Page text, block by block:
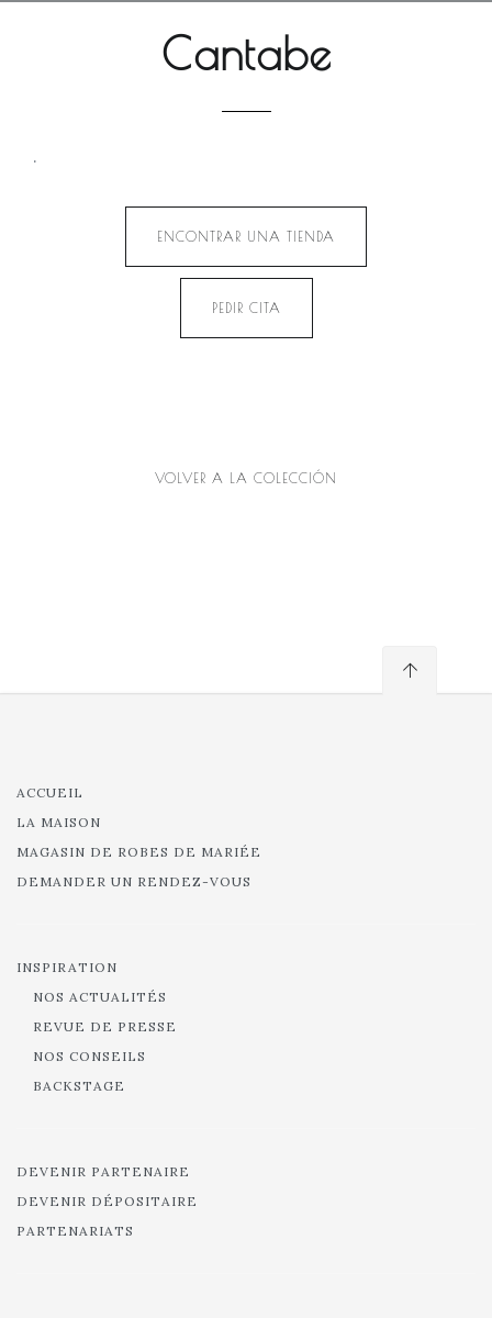
Cantabe
.
ENCONTRAR UNA TIENDA
PEDIR CITA
VOLVER A LA COLECCIÓN
ACCUEIL
LA MAISON
MAGASIN DE ROBES DE MARIÉE
DEMANDER UN RENDEZ-VOUS
INSPIRATION
NOS ACTUALITÉS
REVUE DE PRESSE
NOS CONSEILS
BACKSTAGE
DEVENIR PARTENAIRE
DEVENIR DÉPOSITAIRE
PARTENARIATS